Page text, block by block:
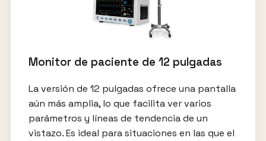
Monitor de paciente de 12 pulgadas
La versión de 12 pulgadas ofrece una pantalla
aún más amplia, lo que facilita ver varios
parámetros y líneas de tendencia de un
vistazo. Es ideal para situaciones en las que el